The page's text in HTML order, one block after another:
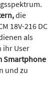
die
18V-216 DC
als
ihr User
Smartphone
und zu